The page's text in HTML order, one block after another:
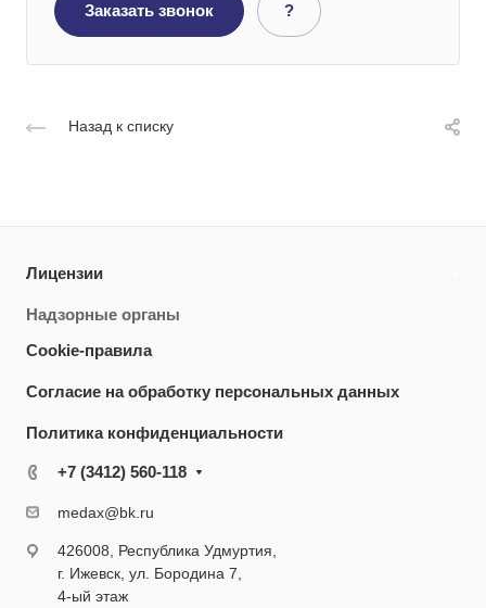
Заказать звонок ?
Назад к списку
Лицензии
Надзорные органы
Cookie-правила
Согласие на обработку персональных данных
Политика конфиденциальности
+7 (3412) 560-118
medax@bk.ru
426008, Республика Удмуртия,
г. Ижевск, ул. Бородина 7,
4-ый этаж